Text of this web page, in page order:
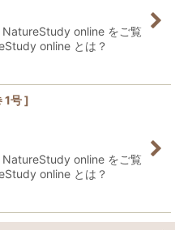
online をご覧
online とは？
1号 ]
online をご覧
online とは？